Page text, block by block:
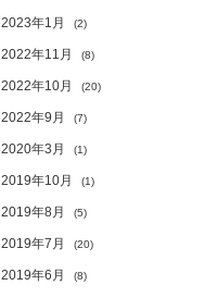
2023年1月 (2)
2022年11月 (8)
2022年10月 (20)
2022年9月 (7)
2020年3月 (1)
2019年10月 (1)
2019年8月 (5)
2019年7月 (20)
2019年6月 (8)